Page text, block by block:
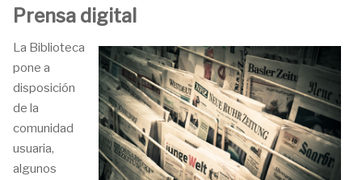
Prensa digital
La Biblioteca
pone a
disposición
de la
comunidad
usuaria,
algunos